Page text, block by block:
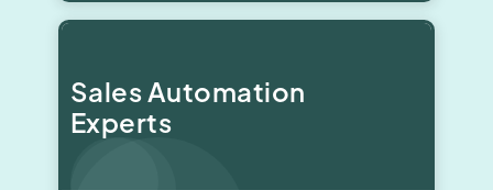
Sales Automation
Experts